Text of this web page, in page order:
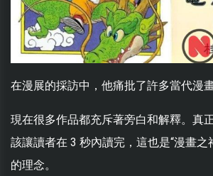
在漫展的採訪中，他痛批了許多當代漫
現在很多作品都充斥著旁白和解釋。真
該讓讀者在 3 秒內讀完，這也是“漫畫之
的理念。